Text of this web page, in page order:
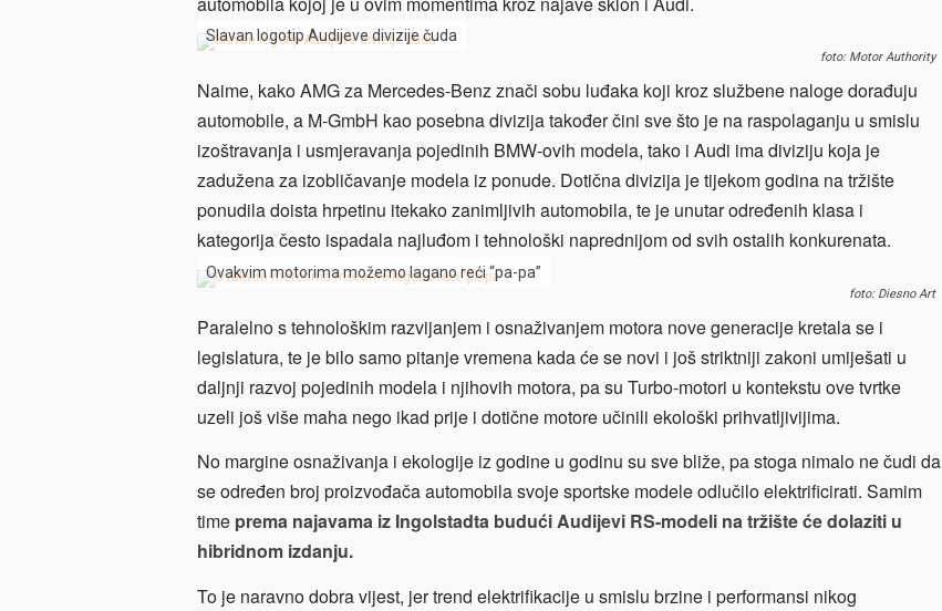
Slavan logotip Audijeve divizije čuda
foto: Motor Authority
Naime, kako AMG za Mercedes-Benz znači sobu luđaka koji kroz službene naloge dorađuju
automobile, a M-GmbH kao posebna divizija također čini sve što je na raspolaganju u smislu
izoštravanja i usmjeravanja pojedinih BMW-ovih modela, tako i Audi ima diviziju koja je
zadužena za izobličavanje modela iz ponude. Dotična divizija je tijekom godina na tržište
ponudila doista hrpetinu itekako zanimljivih automobila, te je unutar određenih klasa i
kategorija često ispadala najluđom i tehnološki naprednijom od svih ostalih konkurenata.
Ovakvim motorima možemo lagano reći “pa-pa”
foto: Diesno Art
Paralelno s tehnološkim razvijanjem i osnaživanjem motora nove generacije kretala se i
legislatura, te je bilo samo pitanje vremena kada će se novi i još striktniji zakoni umiješati u
daljnji razvoj pojedinih modela i njihovih motora, pa su Turbo-motori u kontekstu ove tvrtke
uzeli još više maha nego ikad prije i dotične motore učinili ekološki prihvatljivijima.
No margine osnaživanja i ekologije iz godine u godinu su sve bliže, pa stoga nimalo ne čudi da
se određen broj proizvođača automobila svoje sportske modele odlučilo elektrificirati. Samim
time prema najavama iz Ingolstadta budući Audijevi RS-modeli na tržište će dolaziti u
hibridnom izdanju.
To je naravno dobra vijest, jer trend elektrifikacije u smislu brzine i performansi nikog